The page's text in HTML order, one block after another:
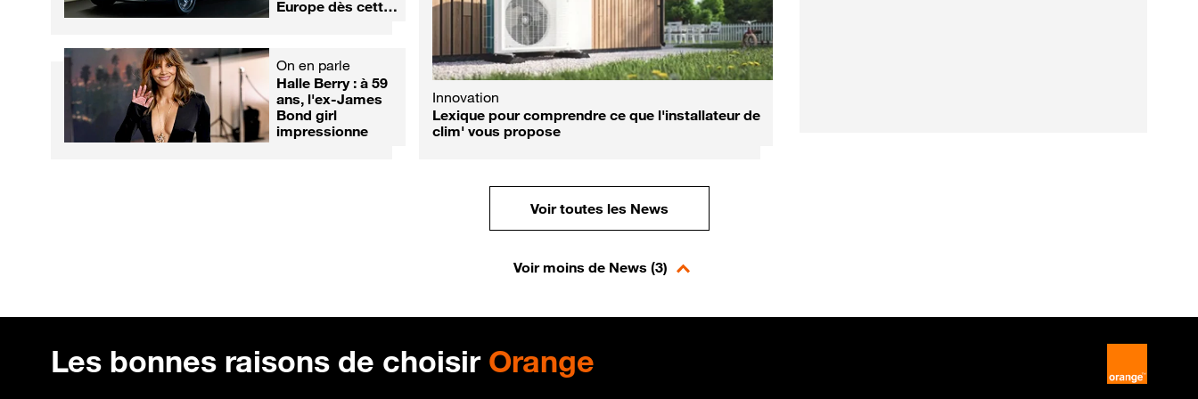
Europe dès cette
au 1er aout
"après" complexe
Médias
Le tournage de
Camping Paradis
au Maroc vire au
défi...
On en parle
Halle Berry : à 59
ans, l'ex-James
Bond girl
impressionne
Médias
Léa Salamé et
Raphaël
Glucksmann,
victimes d'une
Mes données
Fin du service "Bloctel" : l'astuce gratuite pour
continuer à bloquer le démarchage téléphonique
Innovation
Lexique pour comprendre ce que l'installateur de
clim' vous propose
Sciences
Éclipse totale et Perséides : l'incroyable
spectacle céleste de ce mois d'aout
Voir toutes les News
Voir moins de News (3)
Les bonnes raisons de choisir Orange